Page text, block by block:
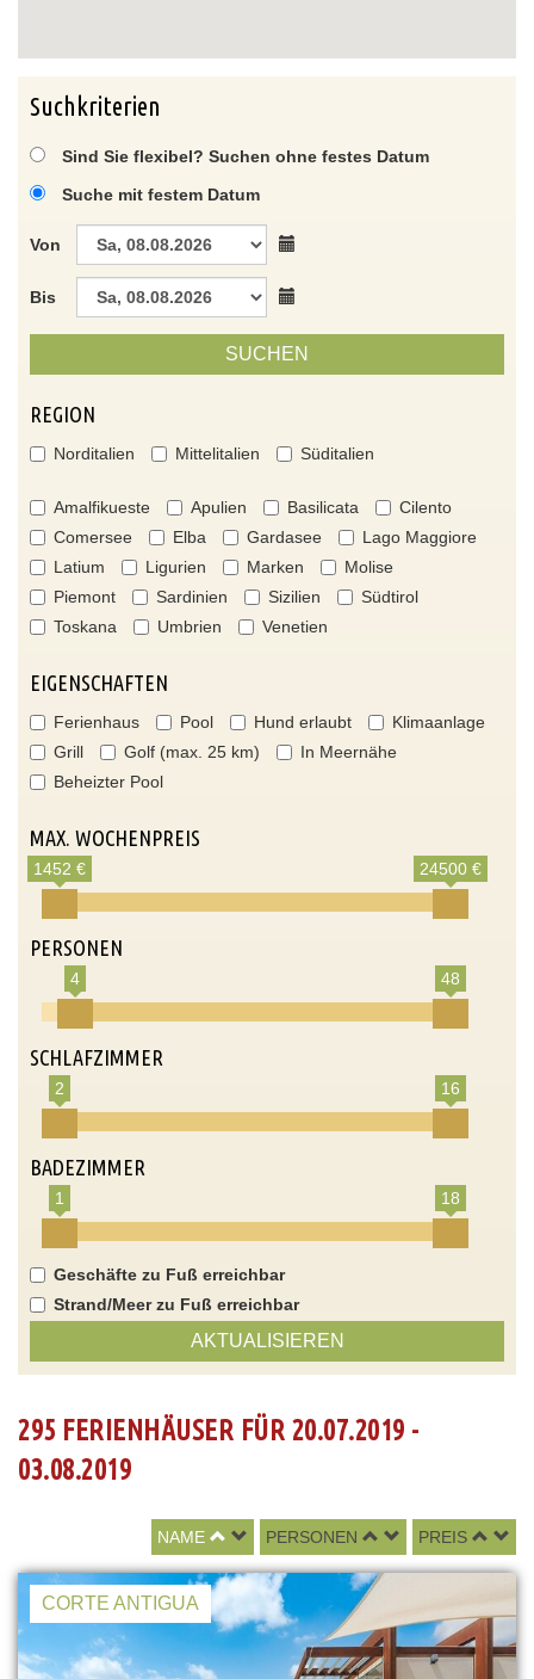
Suchkriterien
Sind Sie flexibel? Suchen ohne festes Datum
Suche mit festem Datum
Von
Bis
SUCHEN
REGION
Norditalien Mittelitalien Süditalien
Amalfikueste Apulien Basilicata
Cilento
Comersee
Elba Gardasee
Lago Maggiore
Latium
Ligurien Marken
Molise
Piemont
Sardinien Sizilien
Südtirol
Toskana
Umbrien Venetien
EIGENSCHAFTEN
Ferienhaus Pool Hund erlaubt
Klimaanlage
Grill
Golf (max. 25 km)
In Meernähe
Beheizter Pool
MAX. WOCHENPREIS
1452 € 24500 €
PERSONEN
4 48
SCHLAFZIMMER
2 16
BADEZIMMER
1 18
Geschäfte zu Fuß erreichbar
Strand/Meer zu Fuß erreichbar
AKTUALISIEREN
295 FERIENHÄUSER FÜR 20.07.2019 -
03.08.2019
NAME PERSONEN PREIS
CORTE ANTIGUA